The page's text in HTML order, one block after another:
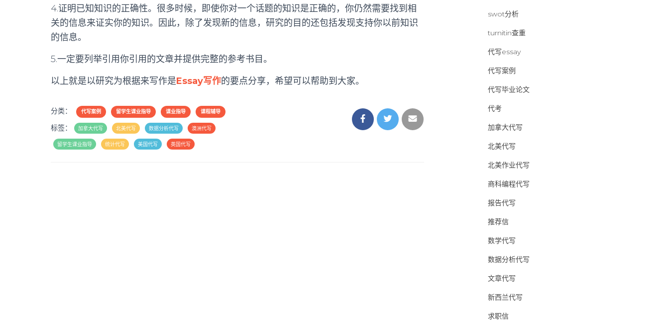
4.证明已知知识的正确性。很多时候，即使你对一个话题的知识是正确的，你仍然需要找到相
关的信息来证实你的知识。因此，除了发现新的信息，研究的目的还包括发现支持你以前知识
的信息。
5.一定要列举引用你引用的文章并提供完整的参考书目。
以上就是以研究为根据来写作是Essay写作的要点分享，希望可以帮助到大家。
分类： 代写案例 留学生课业指导 课业指导 课程辅导
标签： 加拿大代写 北美代写 数据分析代写 澳洲代写
留学生课业指导 统计代写 美国代写 英国代写
swot分析
turnitin查重
代写essay
代写案例
代写毕业论文
代考
加拿大代写
北美代写
北美作业代写
商科编程代写
报告代写
推荐信
数学代写
数据分析代写
文章代写
新西兰代写
求职信